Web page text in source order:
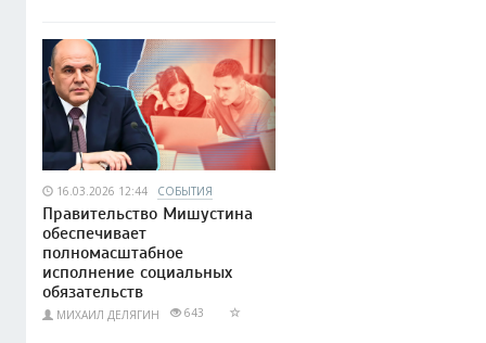
16.03.2026 12:44 СОБЫТИЯ
Правительство Мишустина
обеспечивает
полномасштабное
исполнение социальных
обязательств
МИХАИЛ ДЕЛЯГИН 643